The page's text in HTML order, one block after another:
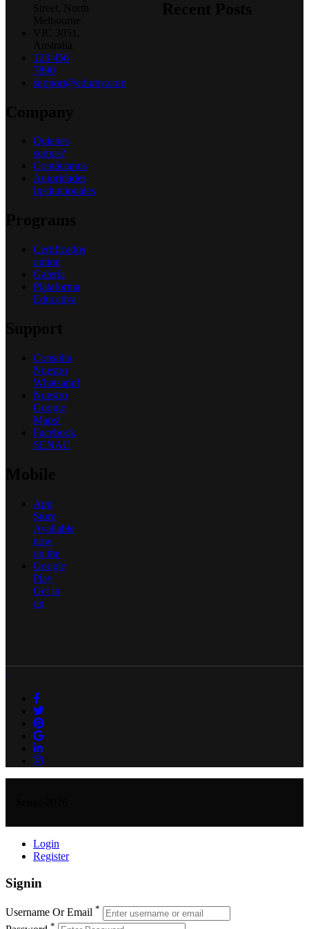
123 456
7890
support@edumy.com
Quienes
somos?
Contáctanos
Autoridades
Institucionales
Certificados
online
Galería
Plataforma
Educativa
Consulta
Nuestro
Whatsapp!
Nuestro
Google
Maps!
Facebook
SENAC
App
Store
Available
now
on the
Google
Play
Get in
on
Login
Register
Signin
Username Or Email *
*